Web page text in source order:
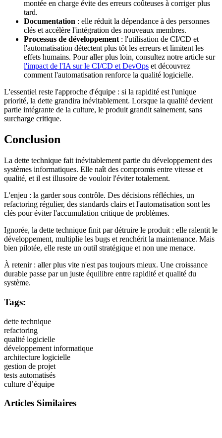
montée en charge évite des erreurs coûteuses à corriger plus
tard.
Documentation : elle réduit la dépendance à des personnes
clés et accélère l'intégration des nouveaux membres.
Processus de développement : l'utilisation de CI/CD et
l'automatisation détectent plus tôt les erreurs et limitent les
effets humains. Pour aller plus loin, consultez notre article sur
l'impact de l'IA sur le CI/CD et DevOps et découvrez
comment l'automatisation renforce la qualité logicielle.
L'essentiel reste l'approche d'équipe : si la rapidité est l'unique
priorité, la dette grandira inévitablement. Lorsque la qualité devient
partie intégrante de la culture, le produit grandit sainement, sans
surcharge critique.
Conclusion
La dette technique fait inévitablement partie du développement des
systèmes informatiques. Elle naît des compromis entre vitesse et
qualité, et il est illusoire de vouloir l'éviter totalement.
L'enjeu : la garder sous contrôle. Des décisions réfléchies, un
refactoring régulier, des standards clairs et l'automatisation sont les
clés pour éviter l'accumulation critique de problèmes.
Ignorée, la dette technique finit par détruire le produit : elle ralentit le
développement, multiplie les bugs et renchérit la maintenance. Mais
bien pilotée, elle reste un outil stratégique et non une menace.
À retenir : aller plus vite n'est pas toujours mieux. Une croissance
durable passe par un juste équilibre entre rapidité et qualité du
système.
Tags:
dette technique
refactoring
qualité logicielle
développement informatique
architecture logicielle
gestion de projet
tests automatisés
culture d’équipe
Articles Similaires